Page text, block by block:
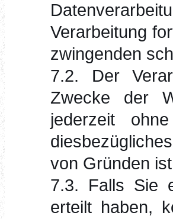
Verarbeitung
zwingenden
7.2. Der
Zwecke der
jederzeit
von Gründen
7.3. Falls Sie
erteilt haben,